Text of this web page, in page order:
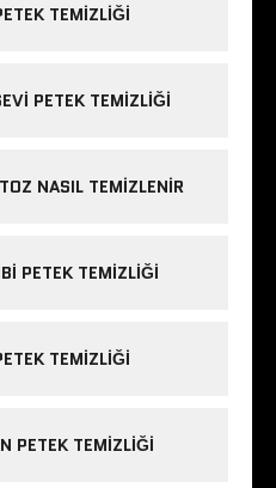
TEMIZLIĞI
PETEK TEMIZLIĞI
NASIL TEMIZLENIR
PETEK TEMIZLIĞI
TEMIZLIĞI
PETEK TEMIZLIĞI